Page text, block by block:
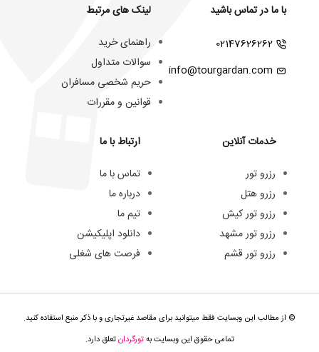
با ما در تماس باشید
02147626262
info@tourgardan.com
خدمات آنلاین
رزرو تور
رزرو هتل
رزرو تور کیش
رزرو تور مشهد
رزرو تور قشم
لینک های مرتبط
راهنمای خرید
سوالات متداول
حریم شخصی مسافران
قوانین و مقررات
ارتباط با ما
تماس با ما
درباره ما
تیم ما
دانلود اپلیکیشن
فرصت های شغلی
© از مطالب این وبسایت فقط میتوانید برای مقاصد غیرتجاری و با ذکر منبع استفاده کنید.
تمامی حقوق این وبسایت بهتورگردانتعلق دارد.